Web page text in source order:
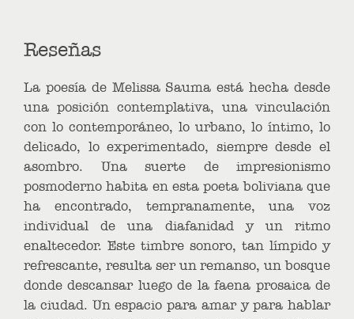
Reseñas
La poesía de Melissa Sauma está hecha desde
una posición contemplativa, una vinculación
con lo contemporáneo, lo urbano, lo íntimo, lo
delicado, lo experimentado, siempre desde el
asombro. Una suerte de impresionismo
posmoderno habita en esta poeta boliviana que
ha encontrado, tempranamente, una voz
individual de una diafanidad y un ritmo
enaltecedor. Este timbre sonoro, tan límpido y
refrescante, resulta ser un remanso, un bosque
donde descansar luego de la faena prosaica de
la ciudad. Un espacio para amar y para hablar